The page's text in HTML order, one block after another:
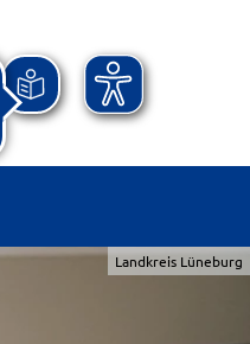
Landkreis Lüneburg